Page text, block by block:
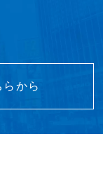
から